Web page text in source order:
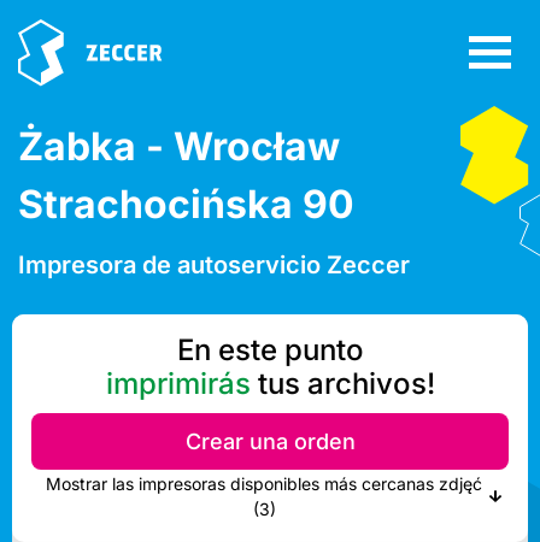
Żabka - Wrocław
Strachocińska 90
Impresora de autoservicio Zeccer
En este punto
imprimirás tus archivos!
Crear una orden
Mostrar las impresoras disponibles más cercanas zdjęć
(3)